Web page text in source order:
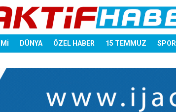
DÜNYA ÖZEL HABER 15 TEMMUZ SPOR